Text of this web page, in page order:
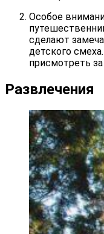
Особое
сделают
детского
присмотреть
Развлечения